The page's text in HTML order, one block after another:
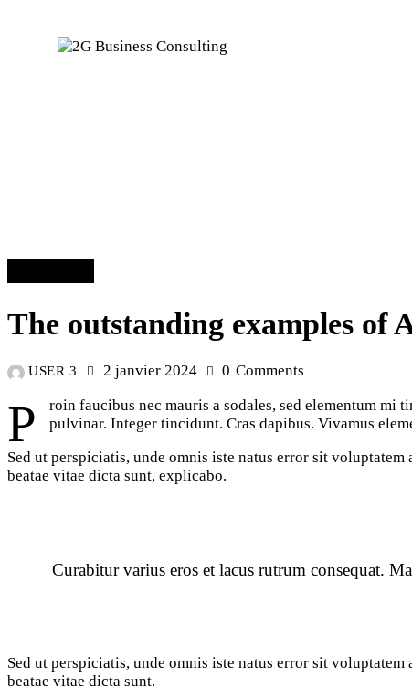
The outstanding examples of
USER 3 2 janvier 2024 0 Comments
Proin faucibus nec mauris a sodales, sed elementum mi tincidunt. Sed eget viverra egestas nisi in consequat. Fusce sodales augue a accumsan. Cras sollicitudin, ipsum eget blandit
pulvinar. Integer tincidunt. Cras dapibus. Vivamus
Sed ut perspiciatis, unde omnis iste natus error sit
beatae vitae dicta sunt, explicabo.
Curabitur varius eros et lacus rutrum consequat.
Sed ut perspiciatis, unde omnis iste natus error sit
beatae vitae dicta sunt.